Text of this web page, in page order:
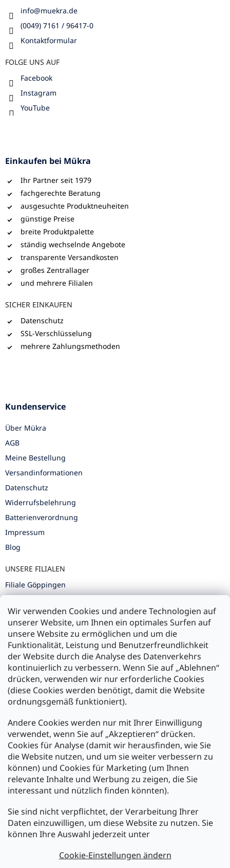
Wir verwenden Cookies und andere Technologien auf
unserer Website, um Ihnen ein optimales Surfen auf
unsere Website zu ermöglichen und um die
Funktionalität, Leistung und Benutzerfreundlichkeit
der Website durch die Analyse des Datenverkehrs
kontinuierlich zu verbessern. Wenn Sie auf „Ablehnen“
drücken, verwenden wir nur erforderliche Cookies
(diese Cookies werden benötigt, damit die Website
ordnungsgemäß funktioniert).
Andere Cookies werden nur mit Ihrer Einwilligung
verwendet, wenn Sie auf „Akzeptieren“ drücken.
Cookies für Analyse (damit wir herausfinden, wie Sie
die Website nutzen, und um sie weiter verbessern zu
können) und Cookies für Marketing (um Ihnen
relevante Inhalte und Werbung zu zeigen, die Sie
interessant und nützlich finden könnten).
Sie sind nicht verpflichtet, der Verarbeitung Ihrer
Daten einzuwilligen, um diese Website zu nutzen. Sie
können Ihre Auswahl jederzeit unter
Cookie-Einstellungen ändern
info@muekra.de
(0049) 7161 / 96417-0
Kontaktformular
FOLGE UNS AUF
Facebook
Instagram
YouTube
Einkaufen bei Mükra
Ihr Partner seit 1979
fachgerechte Beratung
ausgesuchte Produktneuheiten
günstige Preise
breite Produktpalette
ständig wechselnde Angebote
transparente Versandkosten
großes Zentrallager
und mehrere Filialen
SICHER EINKAUFEN
Datenschutz
SSL-Verschlüsselung
mehrere Zahlungsmethoden
Kundenservice
Über Mükra
AGB
Meine Bestellung
Versandinformationen
Datenschutz
Widerrufsbelehrung
Batterienverordnung
Impressum
Blog
UNSERE FILIALEN
Filiale Göppingen
Filiale Ulm
Zahlung und Versand
Versand mit:
Zahlarten:
Newsletter abonnieren
Legen Sie Ihre E-Mail ein und wir werden Ihnen Informationen
über neue Produkte in unserem E-Shop zusenden.